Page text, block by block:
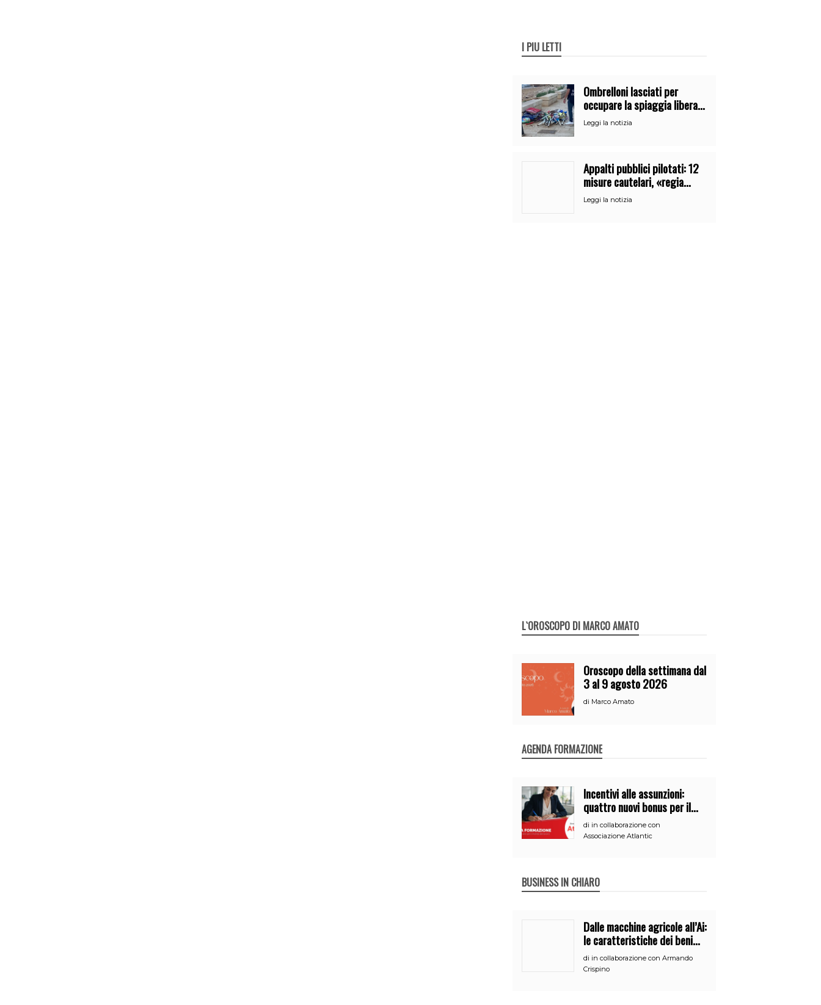
I PIÙ LETTI
Ombrelloni lasciati per
occupare la spiaggia libera.
Maxi sequestro della Guardia
Costiera
Leggi la notizia
Appalti pubblici pilotati: 12
misure cautelari, «regia
occulta» di un uomo vicino al
clan
Leggi la notizia
L`OROSCOPO DI MARCO AMATO
Oroscopo della settimana dal
3 al 9 agosto 2026
di Marco Amato
AGENDA FORMAZIONE
Incentivi alle assunzioni:
quattro nuovi bonus per il
2026
di in collaborazione con
Associazione Atlantic
BUSINESS IN CHIARO
Dalle macchine agricole all’Ai:
le caratteristiche dei beni
per accedere
all’iperammortamento
di in collaborazione con Armando
Crispino